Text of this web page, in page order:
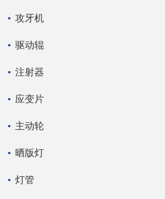
攻牙机
驱动辊
注射器
应变片
主动轮
晒版灯
灯管